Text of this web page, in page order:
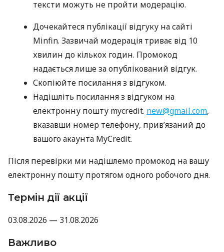
тексти можуть не пройти модерацію.
Дочекайтеся публікації відгуку на сайті
Minfin. Зазвичай модерація триває від 10
хвилин до кількох годин. Промокод
надається лише за опублікований відгук.
Скопіюйте посилання з відгуком.
Надішліть посилання з відгуком на
електронну пошту mycredit. new@gmail.com,
вказавши номер телефону, прив’язаний до
вашого акаунта MyCredit.
Після перевірки ми надішлемо промокод на вашу
електронну пошту протягом одного робочого дня.
Термін дії акції
03.08.2026 — 31.08.2026
Важливо